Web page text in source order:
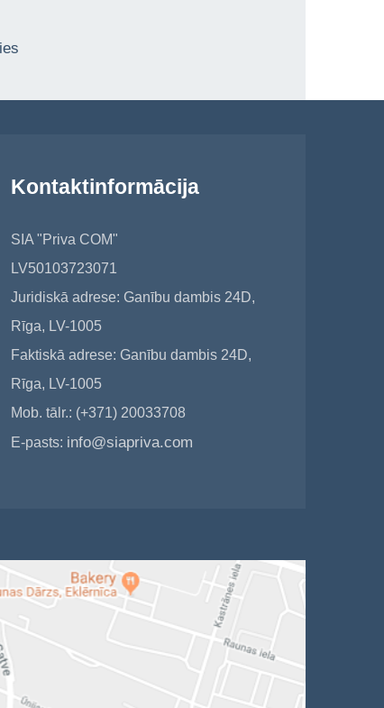
Kontaktinformācija
SIA "Priva COM"
LV50103723071
Juridiskā adrese: Ganību dambis 24D,
Rīga, LV-1005
Faktiskā adrese: Ganību dambis 24D,
Rīga, LV-1005
Mob. tālr.: (+371) 20033708
E-pasts: info@siapriva.com